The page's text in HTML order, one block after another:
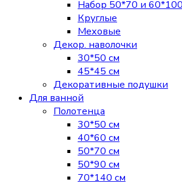
Набор 50*70 и
Круглые
Меховые
Декор. наволочки
30*50 см
45*45 см
Декоративные подушки
Для ванной
Полотенца
30*50 см
40*60 см
50*70 см
50*90 см
70*140 см